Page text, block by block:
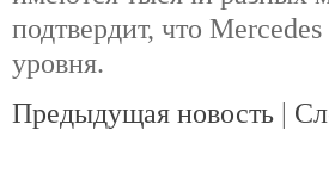
подтвердит, что
уровня.
Предыдущая новость |